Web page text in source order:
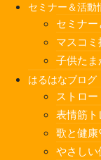
セミナー＆活動
セミナー
マスコミ
子供た
はるはなブログ
ストロ
表情筋
歌と健
やさしい